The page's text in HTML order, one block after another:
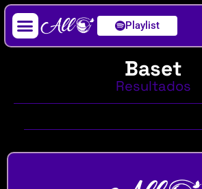
Playlist
Baset
Resultados